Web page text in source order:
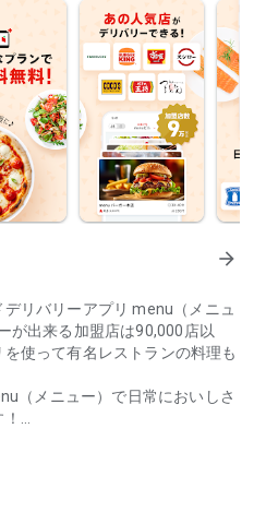
arrow_forward
リバリーアプリ menu（メニュ
が出来る加盟店は90,000店以
を使って有名レストランの料理も
（メニュー）で日常においしさ
デリバリーアプリ menu(メニ